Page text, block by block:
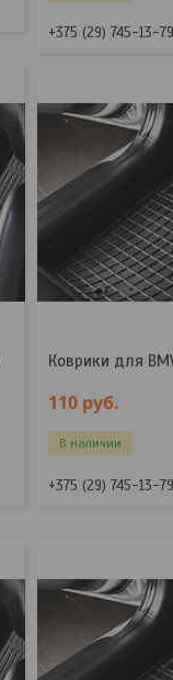
+375 (29) 745-13-79
Коврики для
110 руб.
В наличии
+375 (29) 745-13-79